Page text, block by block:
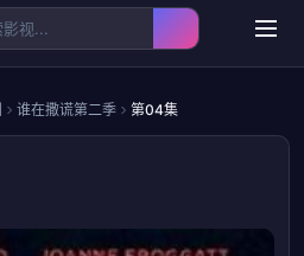
谁在撒谎第二季 第04集